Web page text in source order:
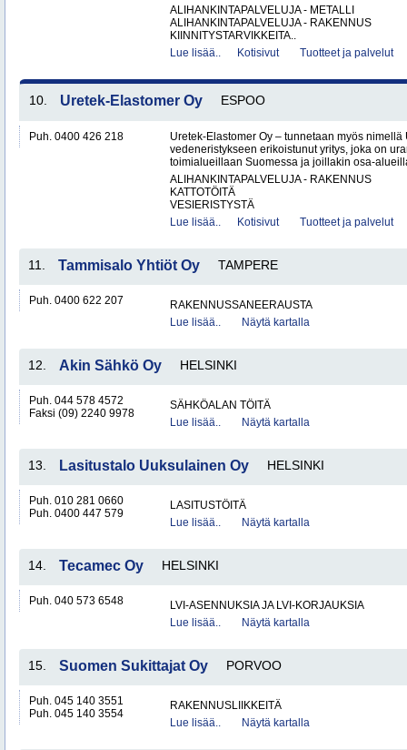
ALIHANKINTAPALVELUJA - METALLI
ALIHANKINTAPALVELUJA - RAKENNUS
KIINNITYSTARVIKKEITA..
Lue lisää..
Kotisivut Tuotteet ja palvelut
10. Uretek-Elastomer Oy ESPOO
Puh. 0400 426 218
Uretek-Elastomer Oy – tunnetaan myös
vedeneristykseen erikoistunut yritys, joka on
toimialueillaan Suomessa ja joillakin osa-
ALIHANKINTAPALVELUJA - RAKENNUS
KATTOTÖITÄ
VESIERISTYSTÄ
Lue lisää..
Kotisivut Tuotteet ja palvelut
11. Tammisalo Yhtiöt Oy TAMPERE
Puh. 0400 622 207
RAKENNUSSANEERAUSTA
Lue lisää..
Näytä kartalla
12. Akin Sähkö Oy HELSINKI
Puh. 044 578 4572
Faksi (09) 2240 9978
SÄHKÖALAN TÖITÄ
Lue lisää..
Näytä kartalla
13. Lasitustalo Uuksulainen Oy HELSINKI
Puh. 010 281 0660
Puh. 0400 447 579
LASITUSTÖITÄ
Lue lisää..
Näytä kartalla
14. Tecamec Oy HELSINKI
Puh. 040 573 6548
LVI-ASENNUKSIA JA LVI-KORJAUKSIA
Lue lisää..
Näytä kartalla
15. Suomen Sukittajat Oy PORVOO
Puh. 045 140 3551
Puh. 045 140 3554
RAKENNUSLIIKKEITÄ
Lue lisää..
Näytä kartalla